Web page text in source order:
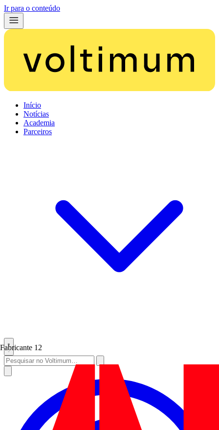
Ir para o conteúdo
Início
Notícias
Academia
Parceiros
Fabricante 12